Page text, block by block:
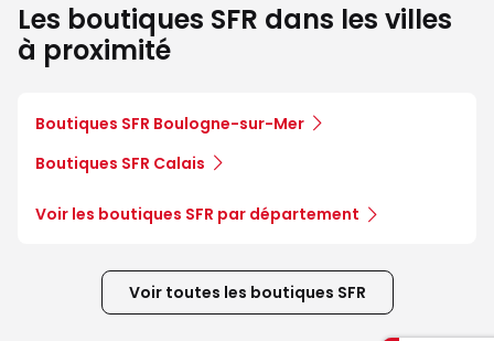
Les boutiques SFR dans les villes
à proximité
Boutiques SFR Boulogne-sur-Mer
Boutiques SFR Calais
Voir les boutiques SFR par département
Voir toutes les boutiques SFR